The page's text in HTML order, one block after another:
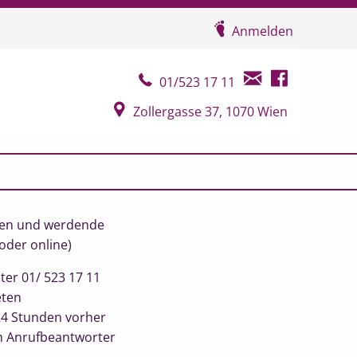
Anmelden
Telefonkontakt
01/523 17 11
E-Mail Kontakt
Facebook
Google Map
Zollergasse 37, 1070 Wien
und werdende
online)
01/ 523 17 11
Stunden vorher
Anrufbeantworter